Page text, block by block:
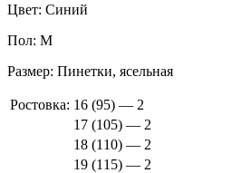
Цвет: Синий
Пол: М
Размер: Пинетки, ясельная
Ростовка: 16 (95) — 2
17 (105) — 2
18 (110) — 2
19 (115) — 2